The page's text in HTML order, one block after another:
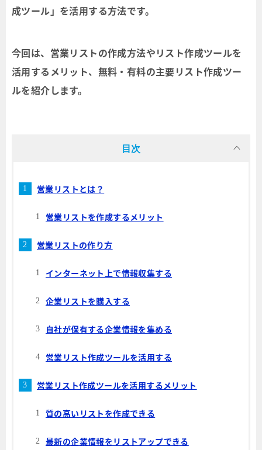
成ツール」を活用する方法です。
今回は、営業リストの作成方法やリスト作成ツールを
活用するメリット、無料・有料の主要リスト作成ツー
ルを紹介します。
目次
営業リストとは？
営業リストを作成するメリット
営業リストの作り方
インターネット上で情報収集する
企業リストを購入する
自社が保有する企業情報を集める
営業リスト作成ツールを活用する
営業リスト作成ツールを活用するメリット
質の高いリストを作成できる
最新の企業情報をリストアップできる